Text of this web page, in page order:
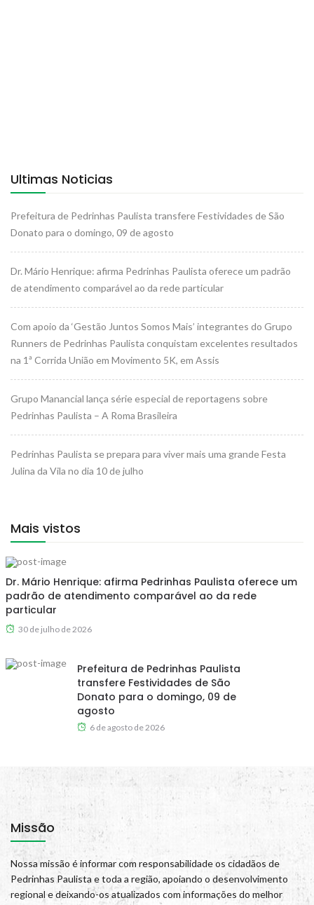
Ultimas Noticias
Prefeitura de Pedrinhas Paulista transfere Festividades de São
Donato para o domingo, 09 de agosto
Dr. Mário Henrique: afirma Pedrinhas Paulista oferece um padrão
de atendimento comparável ao da rede particular
Com apoio da ‘Gestão Juntos Somos Mais’ integrantes do Grupo
Runners de Pedrinhas Paulista conquistam excelentes resultados
na 1ª Corrida União em Movimento 5K, em Assis
Grupo Manancial lança série especial de reportagens sobre
Pedrinhas Paulista – A Roma Brasileira
Pedrinhas Paulista se prepara para viver mais uma grande Festa
Julina da Vila no dia 10 de julho
Mais vistos
Dr. Mário Henrique: afirma Pedrinhas Paulista oferece um
padrão de atendimento comparável ao da rede
particular
30 de julho de 2026
Prefeitura de Pedrinhas Paulista
transfere Festividades de São
Donato para o domingo, 09 de
agosto
6 de agosto de 2026
Missão
Nossa missão é informar com responsabilidade os cidadãos de
Pedrinhas Paulista e toda a região, apoiando o desenvolvimento
regional e deixando-os atualizados com informações do melhor